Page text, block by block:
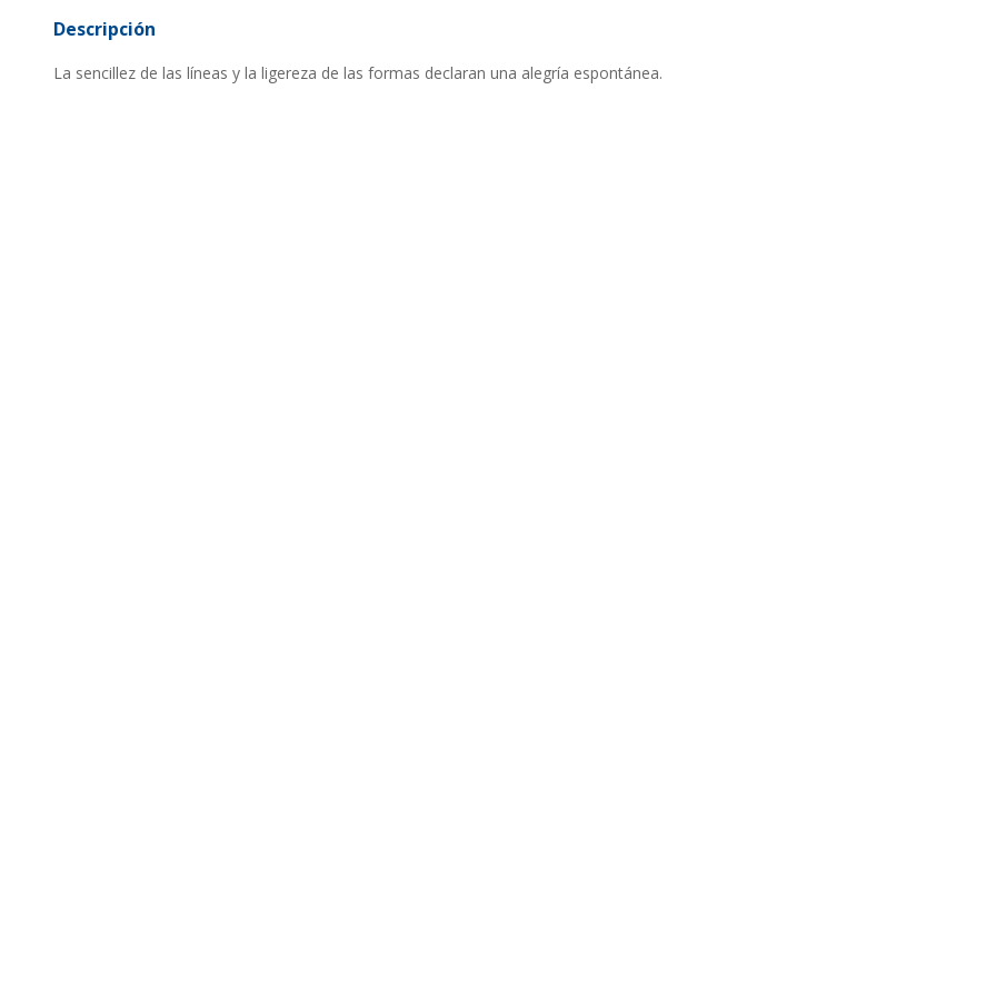
Descripción
La sencillez de las líneas y la ligereza de las formas declaran una alegría espontánea.